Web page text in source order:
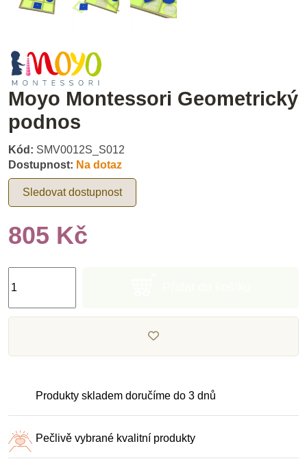
Moyo Montessori Geometrický
podnos
Kód: SMV0012S_S012
Dostupnost: Na dotaz
Sledovat dostupnost
805 Kč
Produkty skladem doručíme do 3 dnů
Pečlivě vybrané kvalitní produkty